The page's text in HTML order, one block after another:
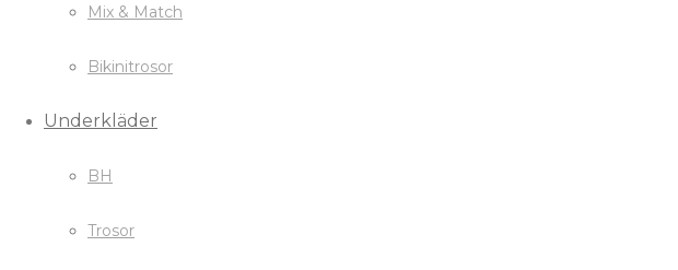
Mix & Match
Bikinitrosor
Underkläder
BH
Trosor